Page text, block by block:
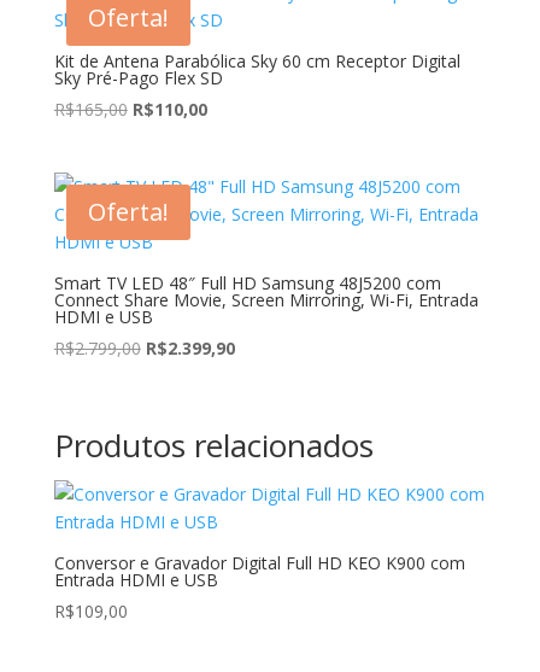
Oferta!
Kit de Antena Parabólica Sky 60 cm Receptor Digital
Sky Pré-Pago Flex SD
R$165,00 O
era:
R$165,00.
R$110,00O
é:
R$110,00.
Oferta!
Smart TV LED 48″ Full HD Samsung 48J5200 com
Connect Share Movie, Screen Mirroring, Wi-Fi, Entrada
HDMI e USB
R$2.799,00 O
R$2.799,00.
R$2.399,90O
R$2.399,90.
Produtos relacionados
Conversor e Gravador Digital Full HD KEO K900 com
Entrada HDMI e USB
R$109,00